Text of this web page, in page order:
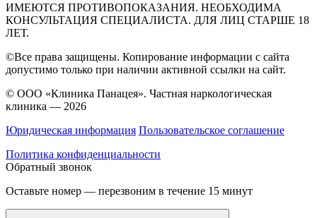
ИМЕЮТСЯ ПРОТИВОПОКАЗАНИЯ. НЕОБХОДИМА
КОНСУЛЬТАЦИЯ СПЕЦИАЛИСТА. ДЛЯ ЛИЦ СТАРШЕ 18
ЛЕТ.
©Все права защищены. Копирование информации с сайта
допустимо только при наличии активной ссылки на сайт.
© ООО «Клиника Панацея». Частная наркологическая
клиника — 2026
Юридическая информация Пользовательское соглашение
Политика конфиденциальности
Обратный звонок
Оставьте номер — перезвоним в течение 15 минут